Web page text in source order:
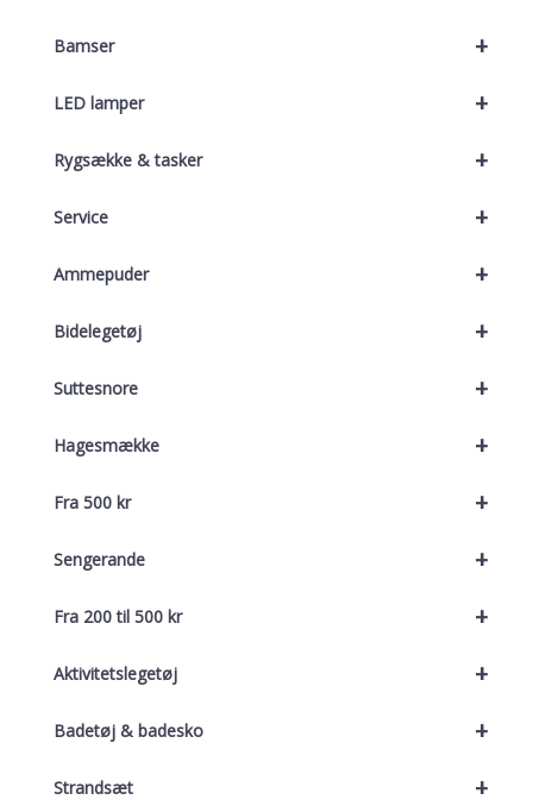
+
Bamser
+
LED lamper
+
Rygsække & tasker
+
Service
+
Ammepuder
+
Bidelegetøj
+
Suttesnore
+
Hagesmække
+
Fra 500 kr
+
Sengerande
+
Fra 200 til 500 kr
+
Aktivitetslegetøj
+
Badetøj & badesko
+
Strandsæt